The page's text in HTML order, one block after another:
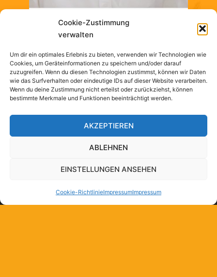
Cookie-Zustimmung
verwalten
Um dir ein optimales Erlebnis zu bieten, verwenden wir Technologien wie
Cookies, um Geräteinformationen zu speichern und/oder darauf
zuzugreifen. Wenn du diesen Technologien zustimmst, können wir Daten
wie das Surfverhalten oder eindeutige IDs auf dieser Website verarbeiten.
Wenn du deine Zustimmung nicht erteilst oder zurückziehst, können
bestimmte Merkmale und Funktionen beeinträchtigt werden.
AKZEPTIEREN
ABLEHNEN
EINSTELLUNGEN ANSEHEN
Cookie-RichtlinieImpressumImpressum
Suchen